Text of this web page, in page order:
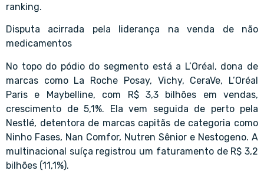
ranking.
Disputa acirrada pela liderança na venda de não
medicamentos
No topo do pódio do segmento está a L’Oréal, dona de
marcas como La Roche Posay, Vichy, CeraVe, L’Oréal
Paris e Maybelline, com R$ 3,3 bilhões em vendas,
crescimento de 5,1%. Ela vem seguida de perto pela
Nestlé, detentora de marcas capitãs de categoria como
Ninho Fases, Nan Comfor, Nutren Sênior e Nestogeno. A
multinacional suíça registrou um faturamento de R$ 3,2
bilhões (11,1%).